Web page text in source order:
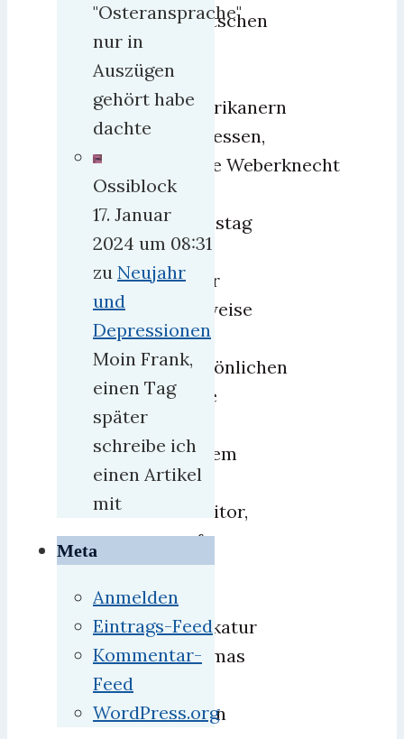
Deutschen
Amerikanern
vergessen,
sagte Weberknecht
am
Dienstag
in
einer
teilweise
sehr
persönlichen
Rede
seinem
22″
Monitor,
auf
dem
eine
Karikatur
Obamas
sehen
"Osteransprache"
nur in
Auszügen
gehört habe
dachte
Ossiblock
17. Januar
2024 um 08:31
zu Neujahr
und
Depressionen
Moin Frank,
einen Tag
später
schreibe ich
einen Artikel
mit
Meta
Anmelden
Eintrags-Feed
Kommentar-
Feed
WordPress.org